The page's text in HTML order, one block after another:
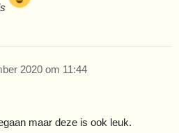
2020 om 11:44
maar deze is ook leuk.